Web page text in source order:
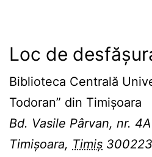
Loc de
Biblioteca Centrală
Todoran” din Timişoara
Bd. Vasile Pârvan, nr. 4A
Timișoara, Timiș 300223